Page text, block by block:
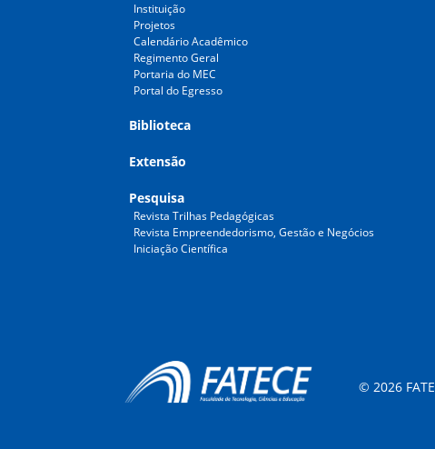
Instituição
Projetos
Calendário Acadêmico
Regimento Geral
Portaria do MEC
Portal do Egresso
Biblioteca
Extensão
Pesquisa
Revista Trilhas Pedagógicas
Revista Empreendedorismo, Gestão e Negócios
Iniciação Científica
© 2026